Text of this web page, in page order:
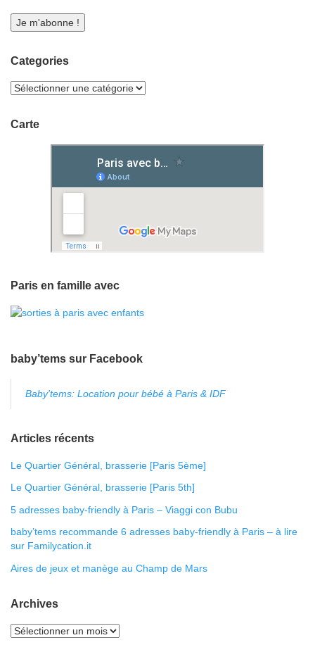
Categories
Carte
Paris en famille avec
baby’tems sur Facebook
Baby'tems: Location pour bébé à Paris & IDF
Articles récents
Le Quartier Général, brasserie [Paris 5ème]
Le Quartier Général, brasserie [Paris 5th]
5 adresses baby-friendly à Paris – Viaggi con Bubu
baby’tems recommande 6 adresses baby-friendly à Paris – à lire
sur Familycation.it
Aires de jeux et manège au Champ de Mars
Archives